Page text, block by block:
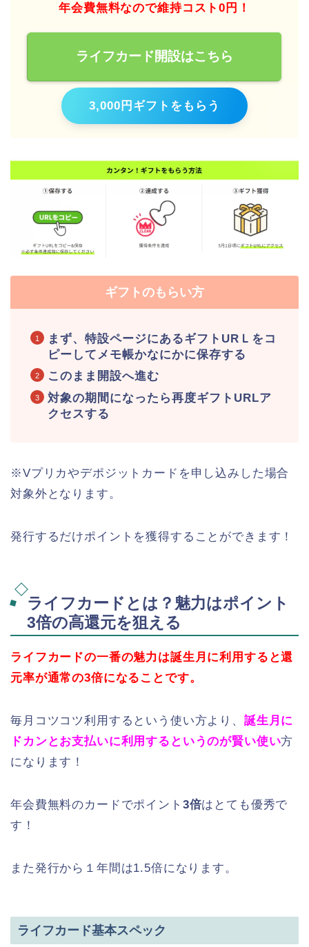
年会費無料なので維持コスト0円！
ライフカード開設はこちら
3,000円ギフトをもらう
ギフトのもらい方
まず、特設ページにあるギフトURＬをコ
ピーしてメモ帳かなにかに保存する
このまま開設へ進む
対象の期間になったら再度ギフトURLア
クセスする
※Vプリカやデポジットカードを申し込みした場合
対象外となります。
発行するだけポイントを獲得することができます！
ライフカードとは？魅力はポイント
3倍の高還元を狙える
ライフカードの一番の魅力は誕生月に利用すると還
元率が通常の3倍になることです。
毎月コツコツ利用するという使い方より、 誕生月に
ドカンとお支払いに利用するというのが賢い使い方
になります！
年会費無料のカードでポイント 3倍はとても優秀で
す！
また発行から１年間は1.5倍になります。
ライフカード基本スペック